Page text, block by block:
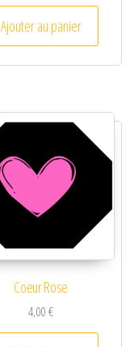
Ajouter au panier
Coeur Rose
4,00€